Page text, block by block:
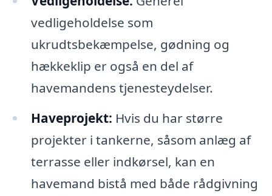
vedligeholdelse som
ukrudtsbekæmpelse, gødning og
hækkeklip er også en del af
havemandens tjenesteydelser.
Haveprojekt: Hvis du har større
projekter i tankerne, såsom anlæg af
terrasse eller indkørsel, kan en
havemand bistå med både rådgivning